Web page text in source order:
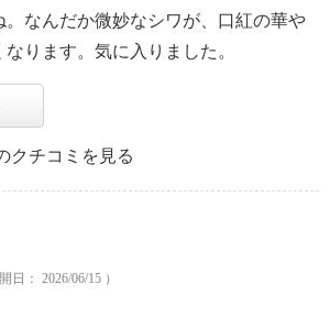
。なんだか微妙なシワが、口紅の華や
ります。気に入りました。
クチコミを見る
日： 2026/06/15 ）